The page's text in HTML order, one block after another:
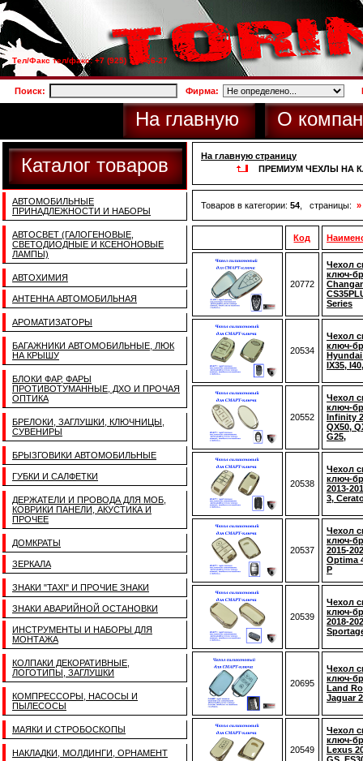
Тел/Факс тел/факс: +7 (925) 733-66-27
Поиск: Фирма:
На главную О
Каталог товаров
АВТОМОБИЛЬНЫЕ
ПРИНАДЛЕЖНОСТИ И НАБОРЫ
АВТОСВЕТ (ГАЛОГЕНОВЫЕ,
СВЕТОДИОДНЫЕ И КСЕНОНОВЫЕ
ЛАМПЫ)
АВТОХИМИЯ
АНТЕННА АВТОМОБИЛЬНАЯ
АРОМАТИЗАТОРЫ
БАГАЖНИКИ АВТОМОБИЛЬНЫЕ, ЛЮК
НА КРЫШУ
БЛОКИ ФАР, ФАРЫ
ПРОТИВОТУМАННЫЕ, ДХО И ПРОЧАЯ
ОПТИКА
БРЕЛОКИ, ЗАГЛУШКИ, КЛЮЧНИЦЫ,
СУВЕНИРЫ
БРЫЗГОВИКИ АВТОМОБИЛЬНЫЕ
ГУБКИ И САЛФЕТКИ
ДЕРЖАТЕЛИ И ПРОВОДА ДЛЯ МОБ,
КОВРИКИ ПАНЕЛИ, АКУСТИКА И
ПРОЧЕЕ
ДОМКРАТЫ
ЗЕРКАЛА
ЗНАКИ "TAXI" И ПРОЧИЕ ЗНАКИ
ЗНАКИ АВАРИЙНОЙ ОСТАНОВКИ
ИНСТРУМЕНТЫ И НАБОРЫ ДЛЯ
МОНТАЖА
КОЛПАКИ ДЕКОРАТИВНЫЕ,
ЛОГОТИПЫ, ЗАГЛУШКИ
КОМПРЕССОРЫ, НАСОСЫ И
ПЫЛЕСОСЫ
МАЯКИ И СТРОБОСКОПЫ
НАКЛАДКИ, МОЛДИНГИ, ОРНАМЕНТ
На главную страницу
ПРЕМИУМ ЧЕХЛЫ НА
Товаров в категории: 54 , страницы: »
Код
20772
Чехол
ключ-
Series
20534
Чехол
ключ-
Hyundai
IX35,
20552
Чехол
ключ-
Infinity
QX50,
G25,
20538
Чехол
ключ-
2013-
3,
20537
Чехол
ключ-
2015-
Optima
P
20539
Чехол
ключ-
2018-
20695
Чехол
ключ-
Land
Jaguar
20549
Чехол
ключ-
Lexus